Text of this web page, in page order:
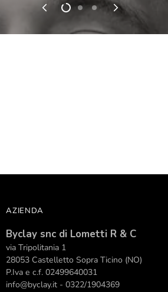
AZIENDA
Byclay snc di Lometti R & C
via Tripolitania 1
28053 Castelletto Sopra Ticino (NO)
P.Iva e c.f. 02499640031
info@byclay.it - 0322/1904369